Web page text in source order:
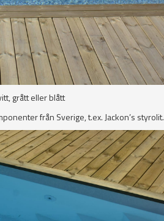
grått eller blått
från Sverige, t.ex. Jackon’s styrolit.